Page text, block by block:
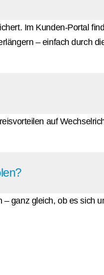
Im Kunden-Portal
– einfach durch
auf
ganz gleich, ob es sich